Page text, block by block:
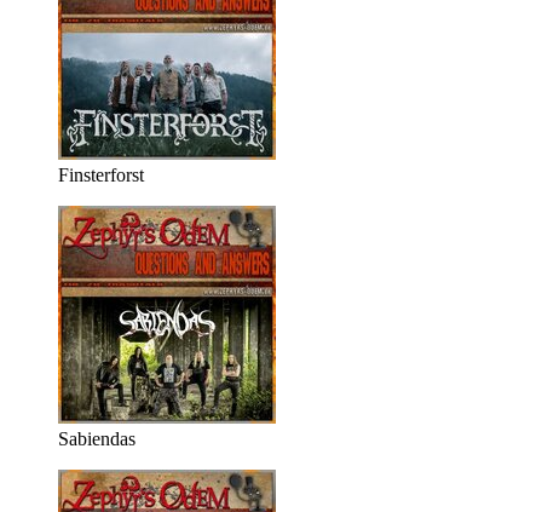
Finsterforst
Sabiendas